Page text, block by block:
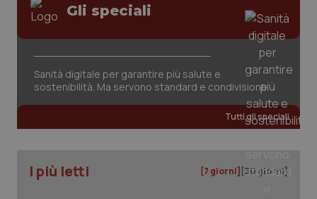
Gli speciali
Sanità digitale per garantire più salute e
sostenibilità. Ma servono standard e condivisione
Tutti gli speciali
I più letti [7 giorni] [30 giorni]
.quotidianosanita.it